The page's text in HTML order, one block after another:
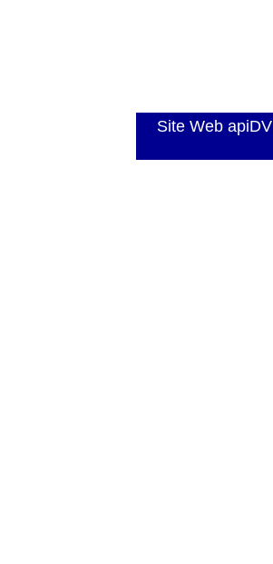
Site Web apiDV